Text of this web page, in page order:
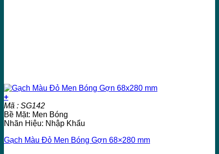
+
Mã : SG142
Bề Mặt: Men Bóng
Nhãn Hiệu: Nhập Khẩu
Gạch Màu Đỏ Men Bóng Gợn 68×280 mm